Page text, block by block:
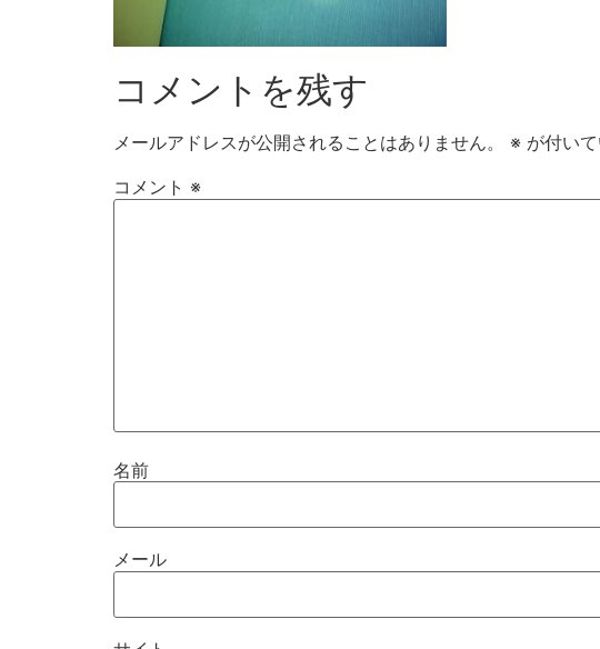
コメントを残す
メールアドレスが公開されることはありません。 ※ が付い
コメント ※
名前
メール